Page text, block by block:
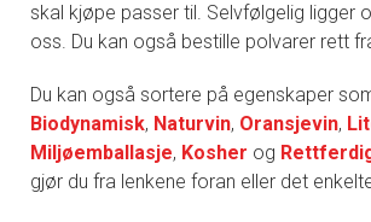
skal kjøpe passer til. Selvfølgelig ligger
oss. Du kan også bestille polvarer rett
Du kan også sortere på egenskaper
Biodynamisk, Naturvin, Oransjevin,
Miljøemballasje, Kosher og
gjør du fra lenkene foran eller det